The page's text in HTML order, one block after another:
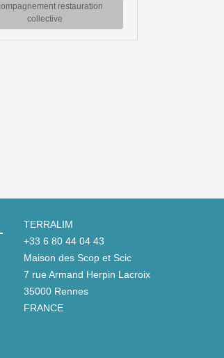
restauration
collective
TERRALIM
+33 6 80 44 04 43
Maison des Scop et Scic
7 rue Armand Herpin Lacroix
35000 Rennes
FRANCE